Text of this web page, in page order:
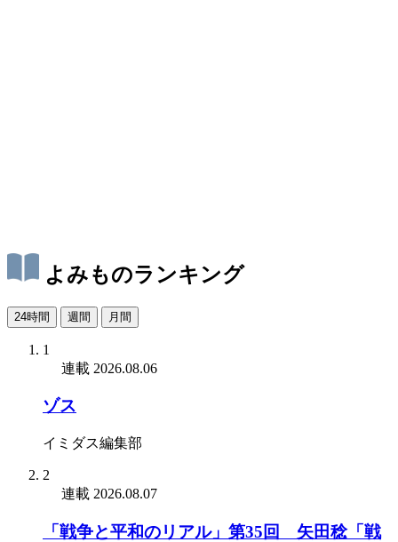
よみものランキング
24時間 週間 月間
1
連載 2026.08.06
ゾス
イミダス編集部
2
連載 2026.08.07
「戦争と平和のリアル」第35回 矢田稔「戦